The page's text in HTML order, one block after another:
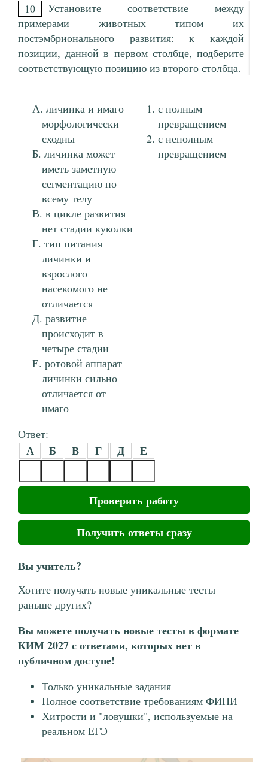
10
Установите соответствие между
примерами животных типом их
постэмбрионального развития: к каждой
позиции, данной в первом столбце, подберите
соответствующую позицию из второго столбца.
личинка и имаго
морфологически
сходны
личинка может
иметь заметную
сегментацию по
всему телу
в цикле развития
нет стадии куколки
тип питания
личинки и
взрослого
насекомого не
отличается
развитие
происходит в
четыре стадии
ротовой аппарат
личинки сильно
отличается от
имаго
с полным
превращением
с неполным
превращением
Ответ:
А Б В Г Д Е
Проверить работу
Получить ответы сразу
Вы учитель?
Хотите получать новые уникальные тесты
раньше других?
Вы можете получать новые тесты в формате
КИМ 2027 с ответами, которых нет в
публичном доступе!
Только уникальные задания
Полное соответствие требованиям ФИПИ
Хитрости и "ловушки", используемые на
реальном ЕГЭ